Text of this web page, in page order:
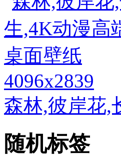
4096x2839
森林,彼岸花,
随机标签